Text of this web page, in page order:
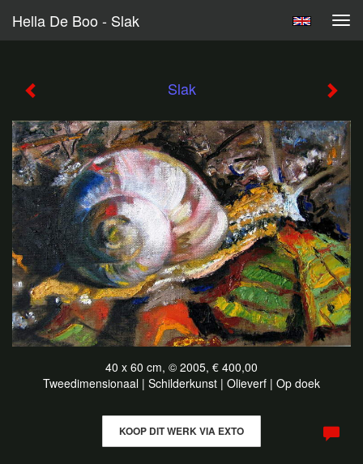
Hella De Boo - Slak
Slak
40 x 60 cm, © 2005, € 400,00
Tweedimensionaal | Schilderkunst | Olieverf | Op doek
KOOP DIT WERK VIA EXTO